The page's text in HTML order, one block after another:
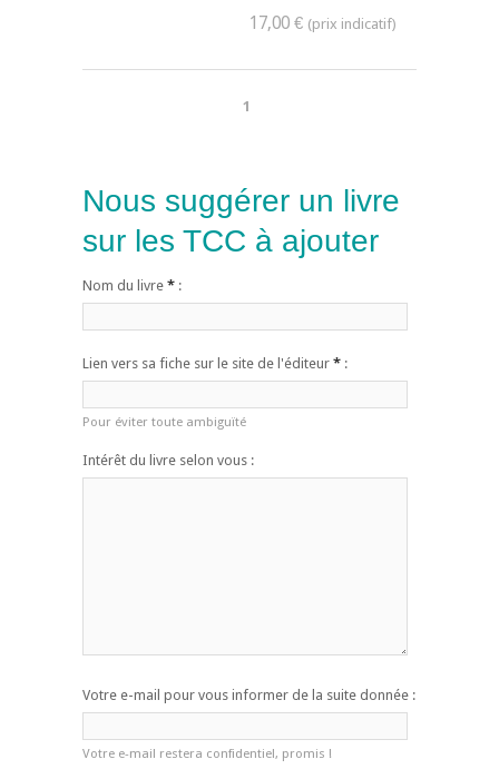
17,00 €
1
Nous suggérer un livre
sur les TCC à ajouter
Nom du livre * :
Lien vers sa fiche sur le site de l'éditeur * :
Pour éviter toute ambiguïté
Intérêt du livre selon vous :
Votre e-mail pour vous informer de la suite donnée :
Votre e-mail restera confidentiel, promis !